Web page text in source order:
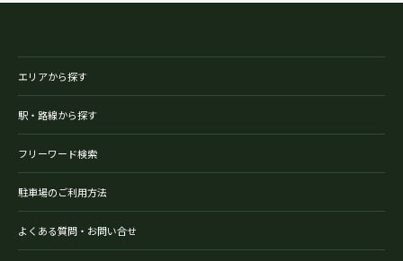
エリアから探す
駅・路線から探す
フリーワード検索
駐車場のご利用方法
よくある質問・お問い合せ